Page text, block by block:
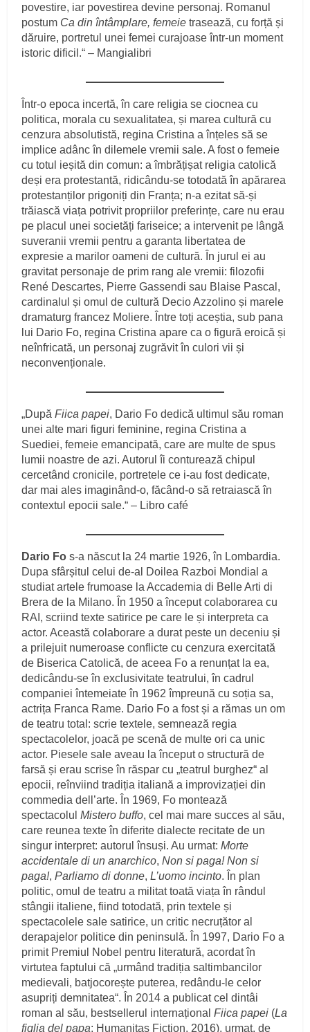
povestire, iar povestirea devine personaj. Romanul
postum Ca din întâmplare, femeie trasează, cu forță și
dăruire, portretul unei femei curajoase într-un moment
istoric dificil.“ – Mangialibri
Într-o epoca incertă, în care religia se ciocnea cu
politica, morala cu sexualitatea, și marea cultură cu
cenzura absolutistă, regina Cristina a înțeles să se
implice adânc în dilemele vremii sale. A fost o femeie
cu totul ieșită din comun: a îmbrățișat religia catolică
deși era protestantă, ridicându-se totodată în apărarea
protestanților prigoniți din Franța; n-a ezitat să-și
trăiască viața potrivit propriilor preferințe, care nu erau
pe placul unei societăți fariseice; a intervenit pe lângă
suveranii vremii pentru a garanta libertatea de
expresie a marilor oameni de cultură. În jurul ei au
gravitat personaje de prim rang ale vremii: filozofii
René Descartes, Pierre Gassendi sau Blaise Pascal,
cardinalul și omul de cultură Decio Azzolino și marele
dramaturg francez Moliere. Între toți aceștia, sub pana
lui Dario Fo, regina Cristina apare ca o figură eroică și
neînfricată, un personaj zugrăvit în culori vii și
neconvenționale.
„DupăFiica papei, Dario Fo dedică ultimul său roman
unei alte mari figuri feminine, regina Cristina a
Suediei, femeie emancipată, care are multe de spus
lumii noastre de azi. Autorul îi conturează chipul
cercetând cronicile, portretele ce i-au fost dedicate,
dar mai ales imaginând-o, făcând-o să retraiască în
contextul epocii sale.“ – Libro café
Dario Fos-a născut la 24 martie 1926, în Lombardia.
Dupa sfârșitul celui de-al Doilea Razboi Mondial a
studiat artele frumoase la Accademia di Belle Arti di
Brera de la Milano. În 1950 a început colaborarea cu
RAI, scriind texte satirice pe care le și interpreta ca
actor. Această colaborare a durat peste un deceniu și
a prilejuit numeroase conflicte cu cenzura exercitată
de Biserica Catolică, de aceea Fo a renunțat la ea,
dedicându-se în exclusivitate teatrului, în cadrul
companiei întemeiate în 1962 împreună cu soția sa,
actrița Franca Rame. Dario Fo a fost și a rămas un om
de teatru total: scrie textele, semnează regia
spectacolelor, joacă pe scenă de multe ori ca unic
actor. Piesele sale aveau la început o structură de
farsă și erau scrise în răspar cu „teatrul burghez“ al
epocii, reînviind tradiția italiană a improvizației din
commedia dell’arte. În 1969, Fo montează
spectacolulMistero buffo, cel mai mare succes al său,
care reunea texte în diferite dialecte recitate de un
singur interpret: autorul însuși. Au urmat:Morte
accidentale di un anarchico,Non si paga! Non si
paga!,Parliamo di donne,L’uomo incinto. În plan
politic, omul de teatru a militat toată viața în rândul
stângii italiene, fiind totodată, prin textele și
spectacolele sale satirice, un critic necruțător al
derapajelor politice din peninsulă. În 1997, Dario Fo a
primit Premiul Nobel pentru literatură, acordat în
virtutea faptului că „urmând tradiția saltimbancilor
medievali, batjocorește puterea, redându-le celor
asupriți demnitatea“. În 2014 a publicat cel dintâi
roman al său, bestsellerul internaționalFiica papei (La
figlia del papa; Humanitas Fiction, 2016), urmat, de